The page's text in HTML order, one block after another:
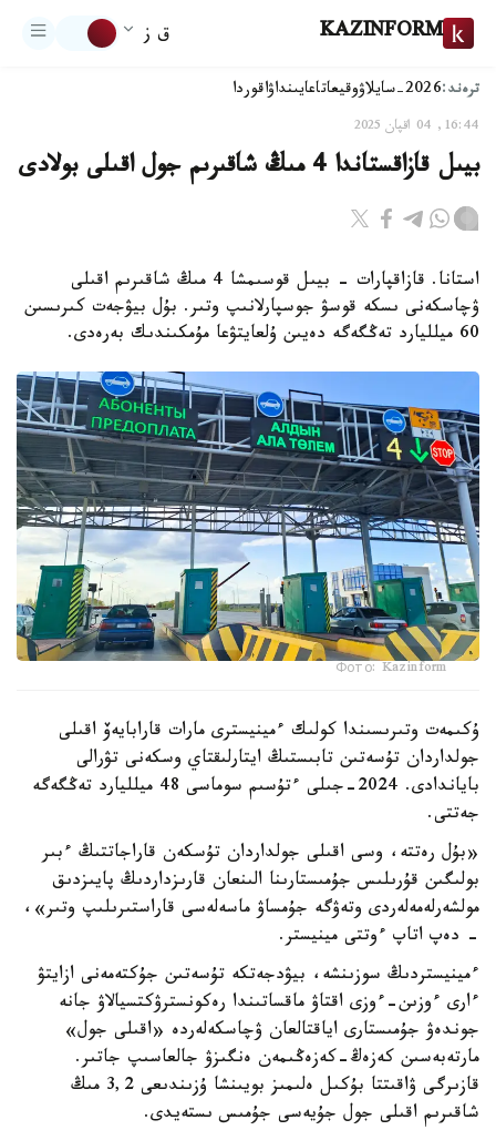
KAZINFORM ق ز
ترەند:2026-سايلاۋ وقيعاتاعايىنداۋاقوردا
16:44, 04 اقپان 2025
بيىل قازاقستاندا 4 مىڭ شاقىرىم جول اقىلى بولادى
استانا. قازاقپارات - بيىل قوسىمشا 4 مىڭ شاقىرىم اقىلى
ۋچاسكەنى ىسكە قوسۋ جوسپارلانىپ وتىر. بۇل بيۋجەت كىرىسىن
60 ميلليارد تەڭگەگە دەيىن ۇلعايتۋعا مۇمكىندىك بەرەدى.
Фото: Kazinform
ۇكىمەت وتىرىسىندا كولىك ءمينيسترى مارات قارابايەۆ اقىلى
جولداردان تۇسەتىن تابىستىڭ ايتارلىقتاي وسكەنى تۋرالى
باياندادى. 2024-جىلى ءتۇسىم سوماسى 48 ميلليارد تەڭگەگە
جەتتى.
«بۇل رەتتە، وسى اقىلى جولداردان تۇسكەن قاراجاتتىڭ ءبىر
بولىگىن قۇرىلىس جۇمىستارىنا الىنعان قارىزداردىڭ پايىزدىق
مولشەرلەمەلەردى وتەۋگە جۇمساۋ ماسەلەسى قاراستىرىلىپ وتىر»،
- دەپ اتاپ ءوتتى مينيستر.
ءمينيستردىڭ سوزىنشە، بيۋدجەتكە تۇسەتىن جۇكتەمەنى ازايتۋ
ءارى ءوزىن-ءوزى اقتاۋ ماقساتىندا رەكونسترۋكتسيالاۋ جانە
جوندەۋ جۇمىستارى اياقتالعان ۋچاسكەلەردە «اقىلى جول»
مارتەبەسىن كەزەڭ-كەزەڭىمەن ەنگىزۋ جالعاسىپ جاتىر.
قازىرگى ۋاقىتتا بۇكىل ەلىمىز بويىنشا ۇزىندىعى 3,2 مىڭ
شاقىرىم اقىلى جول جۇيەسى جۇمىس ىستەيدى.